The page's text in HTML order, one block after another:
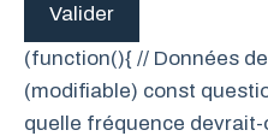
Valider
(function(){ // Données
(modifiable) const
quelle fréquence